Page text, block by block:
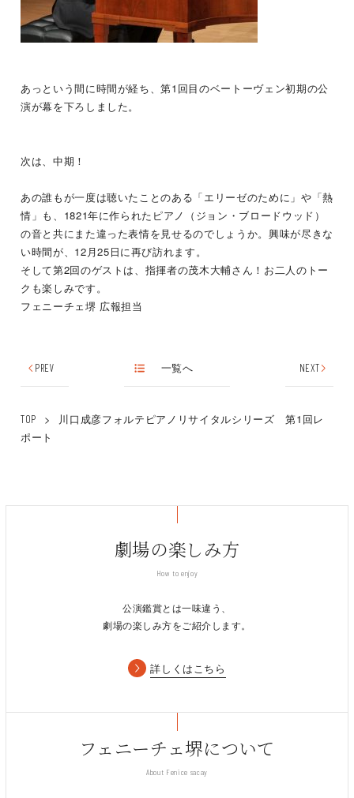
あっという間に時間が経ち、第1 回目のベートーヴェン初期の公
演が幕を下ろしました。
次は、中期！
あの誰もが一度は聴いたことのある「エリーゼのために」や「熱
情」も、1821年に作られたピアノ（ジョン・ブロードウッド）
の音と共にまた違った表情を見せるのでしょうか。興味が尽きな
い時間が、 12月25日に再び訪れます。
そして第2回のゲストは、指揮者の茂木大輔さん！お二人のトー
クも楽しみです。
フェニーチェ堺 広報担当
PREV 一覧へ NEXT
TOP >
川口成彦フォルテピアノリサイタルシリーズ 第1回レ
ポート
劇場の楽しみ方
How to enjoy
公演鑑賞とは一味違う、
劇場の楽しみ方をご紹介します。
詳しくはこちら
フェニーチェ堺について
About Fenice sacay